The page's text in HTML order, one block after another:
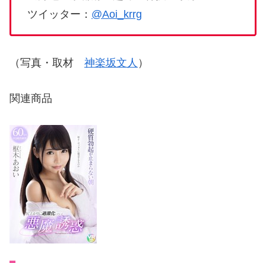
ツイッター： @Aoi_krrg
（写真・取材 神楽坂文人 ）
関連商品